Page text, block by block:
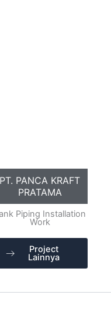
PT. PANCA KRAFT
PRATAMA
Piping Installation
Work
Project
Lainnya